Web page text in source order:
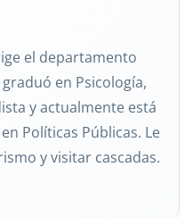
el departamento
en Psicología,
y actualmente está
Políticas Públicas. Le
y visitar cascadas.